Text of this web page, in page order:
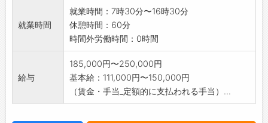
就業時間
就業時間：7時30分〜16時30分
休憩時間：60分
時間外労働時間：0時間
給与
185,000円〜250,000円
基本給：111,000円〜150,000円
（賃金・手当_定額的に支払われる手当）...